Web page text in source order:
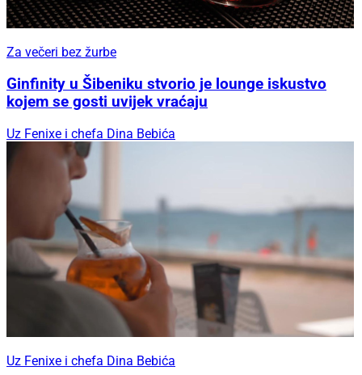
Za večeri bez žurbe
Ginfinity u Šibeniku stvorio je lounge iskustvo
kojem se gosti uvijek vraćaju
Uz Fenixe i chefa Dina Bebića
Uz Fenixe i chefa Dina Bebića